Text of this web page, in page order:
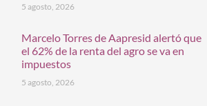
5 agosto, 2026
Marcelo Torres de Aapresid alertó que
el 62% de la renta del agro se va en
impuestos
5 agosto, 2026